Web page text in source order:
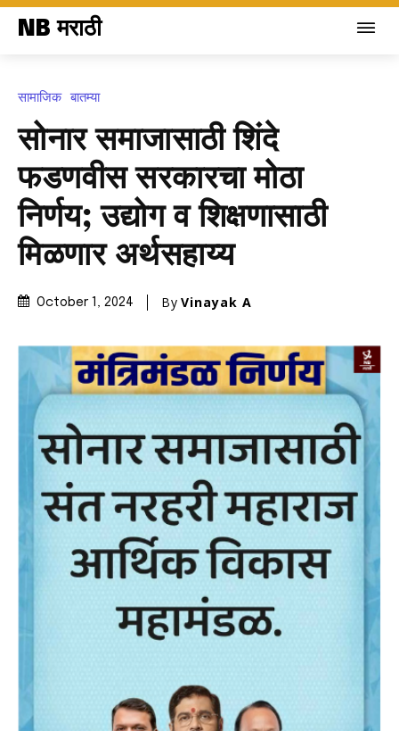
NB मराठी
सामाजिक बातम्या
सोनार समाजासाठी शिंदे
फडणवीस सरकारचा मोठा
निर्णय; उद्योग व शिक्षणासाठी
मिळणार अर्थसहाय्य
October 1, 2024 By Vinayak A